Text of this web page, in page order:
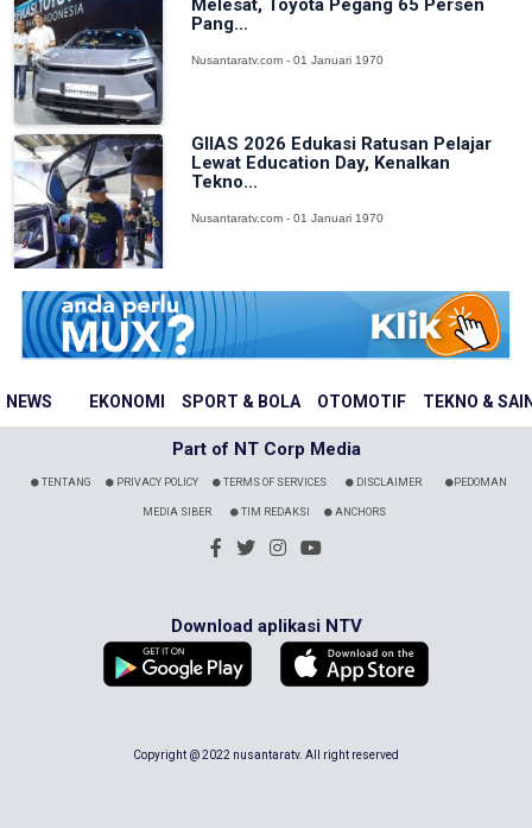
NEWS EKONOMI SPORT & BOLA OTOMOTIF TEKNO &
Pang...
Nusantaratv.com - 01 Januari 1970
GIIAS 2026 Edukasi Ratusan Pelajar
Lewat Education Day, Kenalkan
Tekno...
Nusantaratv.com - 01 Januari 1970
Part of NT Corp Media
TENTANG PRIVACY POLICY TERMS OF SERVICES DISCLAIMER PEDOMAN
MEDIA SIBER TIM REDAKSI ANCHORS
Download aplikasi NTV
Copyright @ 2022 nusantaratv. All right reserved